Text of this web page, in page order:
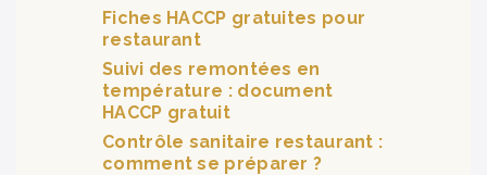
Fiches HACCP gratuites pour
restaurant
Suivi des remontées en
température : document
HACCP gratuit
Contrôle sanitaire restaurant :
comment se préparer ?